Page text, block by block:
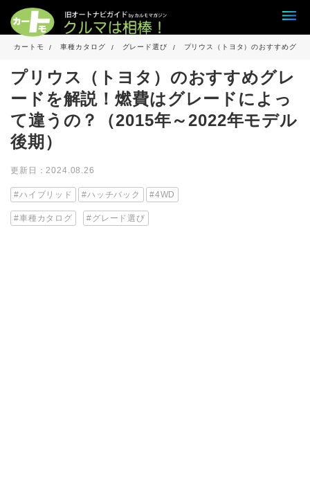
カートモ 車種カタログ グレード選び プリウス（トヨタ）のおすすめグレ
プリウス（トヨタ）のおすすめグレ
ードを解説！燃費はグレードによっ
て違うの？（2015年～2022年モデル
後期）
更新日：2024.08.26
ハイブリッド ハッチバック 4WD
車種カタログ グレード選び